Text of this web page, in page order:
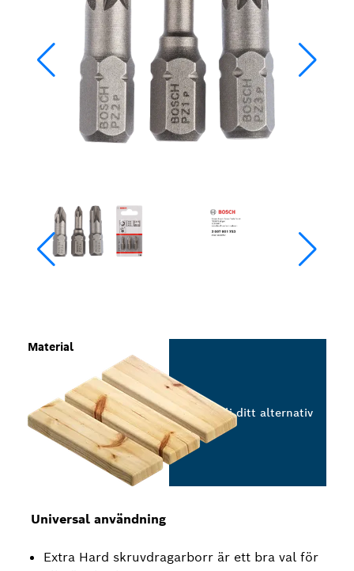
Universal användning
Extra Hard skruvdragarborr är ett bra val för
Material
Välj ditt alternativ